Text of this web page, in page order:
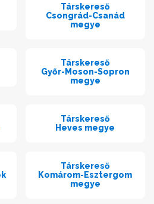
Társkereső
Csongrád-Csanád
megye
Társkereső
Győr-Moson-Sopron
megye
Társkereső
Heves megye
Társkereső
Komárom-Esztergom
megye